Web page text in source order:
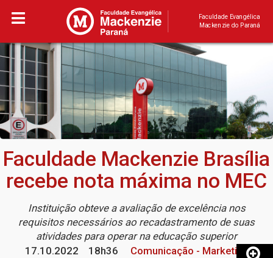
Faculdade Evangélica
Mackenzie do Paraná
Faculdade Mackenzie Brasília
recebe nota máxima no MEC
Instituição obteve a avaliação de excelência nos
requisitos necessários ao recadastramento de suas
atividades para operar na educação superior
17.10.2022
18h36
Comunicação - Marketing